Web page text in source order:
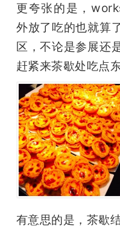
更夸张的是，
外放了吃的也就算
区，不论是参展还
赶紧来茶歇处吃点东
有意思的是，茶歇